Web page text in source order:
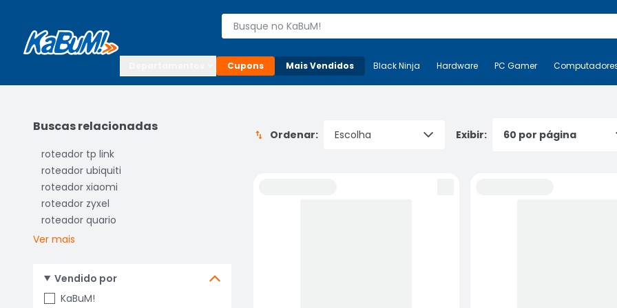
Buscar produtos
Cupons Mais Vendidos Mais-v- Black Ninja Hardware PC Gamer
Black Ninja Hardware PC Gamer
Buscas relacionadas
roteador tp link
roteador ubiquiti
roteador xiaomi
roteador zyxel
roteador quario
Ver mais
Vendido por
KaBuM!
Ordenar: Exibir: